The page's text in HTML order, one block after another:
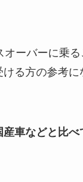
オーバーに乗
る方の参考に
産車などと比べ